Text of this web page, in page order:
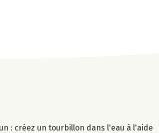
: créez un tourbillon dans l'eau à l'aide